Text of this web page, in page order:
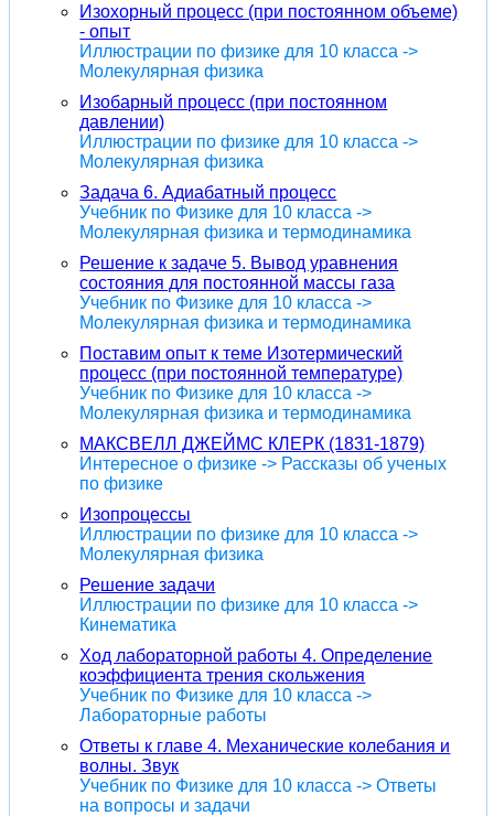
Изохорный процесс (при постоянном объеме)
- опыт
Иллюстрации по физике для 10 класса ->
Молекулярная физика
Изобарный процесс (при постоянном
давлении)
Иллюстрации по физике для 10 класса ->
Молекулярная физика
Задача 6. Адиабатный процесс
Учебник по Физике для 10 класса ->
Молекулярная физика и термодинамика
Решение к задаче 5. Вывод уравнения
состояния для постоянной массы газа
Учебник по Физике для 10 класса ->
Молекулярная физика и термодинамика
Поставим опыт к теме Изотермический
процесс (при постоянной температуре)
Учебник по Физике для 10 класса ->
Молекулярная физика и термодинамика
МАКСВЕЛЛ ДЖЕЙМС КЛЕРК (1831-1879)
Интересное о физике -> Рассказы об ученых
по физике
Изопроцессы
Иллюстрации по физике для 10 класса ->
Молекулярная физика
Решение задачи
Иллюстрации по физике для 10 класса ->
Кинематика
Ход лабораторной работы 4. Определение
коэффициента трения скольжения
Учебник по Физике для 10 класса ->
Лабораторные работы
Ответы к главе 4. Механические колебания и
волны. Звук
Учебник по Физике для 10 класса -> Ответы
на вопросы и задачи